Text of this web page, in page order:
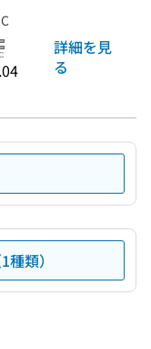
詳細を見
る
類）